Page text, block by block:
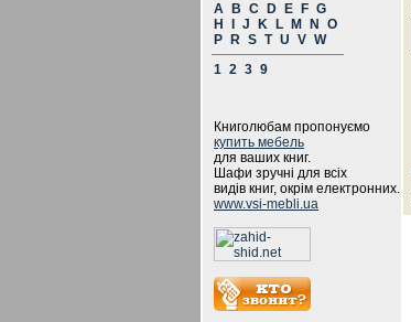
A
B C D E F G
H
J K L M N
O
P
R S T U V W
1 2 3 9
Книголюбам пропонуємо
купить мебель
для ваших книг.
Шафи зручні для всіх
видів книг, окрім електронних.
www.vsi-mebli.ua